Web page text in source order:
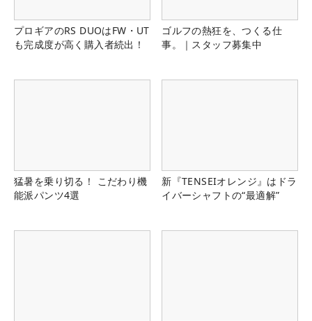
プロギアのRS DUOはFW・UT
も完成度が高く購入者続出！
ゴルフの熱狂を、つくる仕
事。｜スタッフ募集中
猛暑を乗り切る！ こだわり機
能派パンツ4選
新『TENSEIオレンジ』はドラ
イバーシャフトの“最適解”